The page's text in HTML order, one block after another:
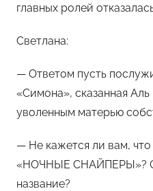
главных ролей
Светлана:
— Ответом пусть
«Симона», сказанная
уволенным матерью
— Не кажется ли вам,
«НОЧНЫЕ СНАЙПЕРЫ»?
название?